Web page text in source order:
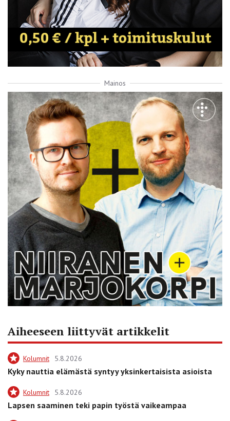
Mainos
Aiheeseen liittyvät artikkelit
Kolumnit 5.8.2026
Kyky nauttia elämästä syntyy yksinkertaisista asioista
Kolumnit 5.8.2026
Lapsen saaminen teki papin työstä vaikeampaa